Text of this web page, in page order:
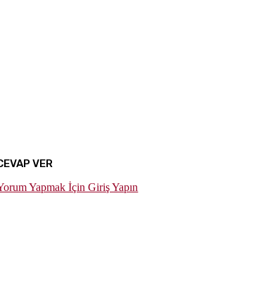
VER
Yapmak İçin Giriş Yapın